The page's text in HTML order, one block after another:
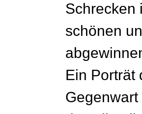
Schrecken
schönen
Ein Porträt